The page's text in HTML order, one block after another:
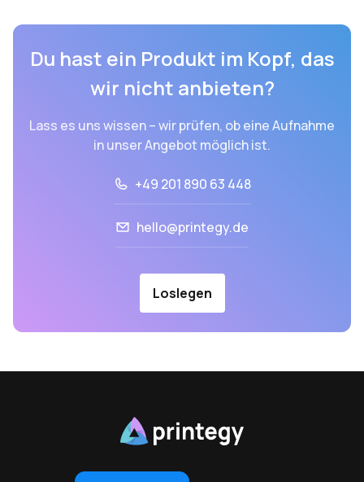
Du hast ein Produkt im Kopf, das
wir nicht anbieten?
Lass es uns wissen – wir prüfen, ob eine Aufnahme
in unser Angebot möglich ist.
+49 201 890 63 448
hello@printegy.de
Loslegen